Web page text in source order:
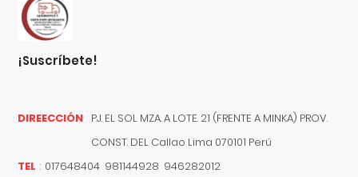
¡suscríbete!
DIREECCIÓN PJ. EL SOL MZA. A LOTE. 21 (FRENTE A MINKA) PROV.
CONST. DEL Callao Lima 070101 Perú
TEL : 017648404 981144928 946282012